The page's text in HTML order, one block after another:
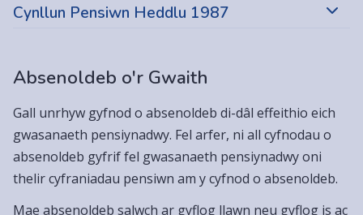
Cynllun Pensiwn Heddlu 1987
Absenoldeb o'r Gwaith
Gall unrhyw gyfnod o absenoldeb di-dâl effeithio eich
gwasanaeth pensiynadwy. Fel arfer, ni all cyfnodau o
absenoldeb gyfrif fel gwasanaeth pensiynadwy oni
thelir cyfraniadau pensiwn am y cyfnod o absenoldeb.
Mae absenoldeb salwch ar gyflog llawn neu gyflog is ac